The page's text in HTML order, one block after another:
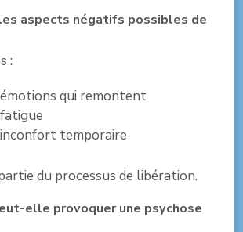
aspects négatifs possibles de
:
émotions qui remontent
fatigue
inconfort temporaire
du processus de libération.
elle provoquer une psychose